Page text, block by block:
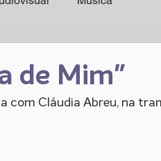
de Mim"
com Cláudia Abreu, na